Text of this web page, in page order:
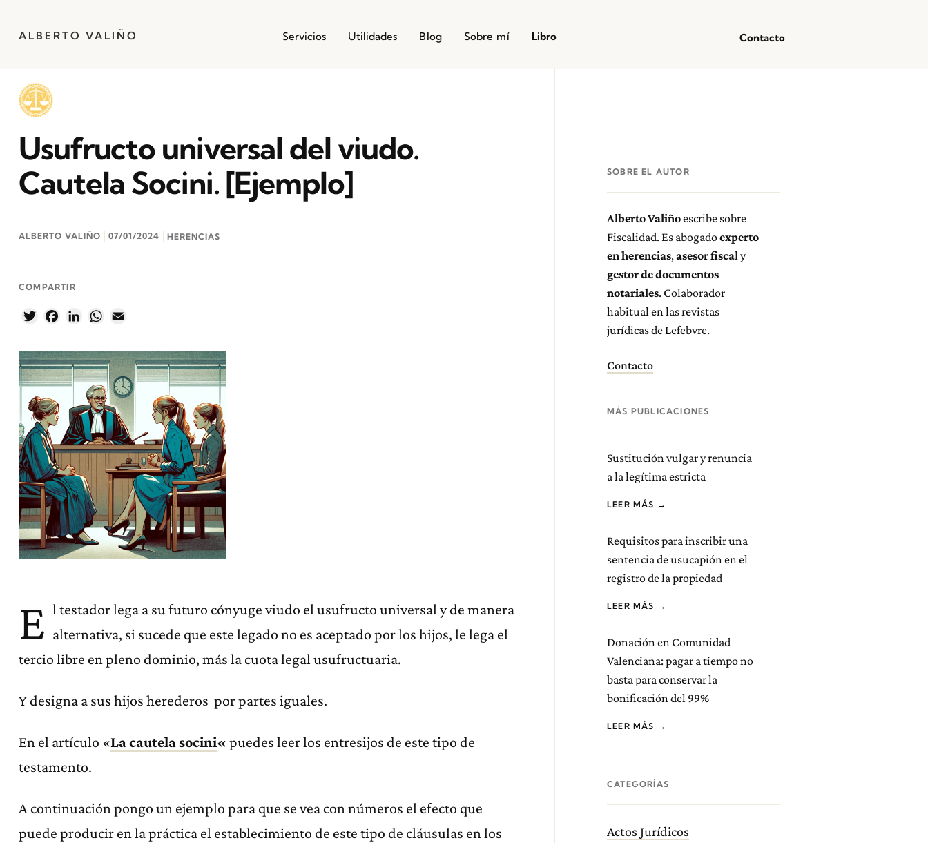
ALBERTO VALIÑO Servicios Utilidades Blog Sobre mí Libro Contacto
Usufructo universal del viudo.
Cautela Socini. [Ejemplo]
ALBERTO VALIÑO 07/01/2024 HERENCIAS
COMPARTIR
TwitterFacebookLinkedInWhatsApp
E l testador lega a su futuro cónyuge viudo el usufructo universal y de manera
alternativa, si sucede que este legado no es aceptado por los hijos, le lega el
tercio libre en pleno dominio, más la cuota legal usufructuaria.
Y designa a sus hijos herederos por partes iguales.
En el artículo «La cautela socini« puedes leer los entresijos de este tipo de
testamento.
A continuación pongo un ejemplo para que se vea con números el efecto que
puede producir en la práctica el establecimiento de este tipo de cláusulas en los
SOBRE EL AUTOR
Alberto Valiñoescribe sobre
Fiscalidad. Es abogadoexperto
en herencias,asesor fiscal y
gestor de documentos
notariales. Colaborador
habitual en las revistas
jurídicas de Lefebvre.
Contacto
MÁS PUBLICACIONES
Sustitución vulgar y renuncia
a la legítima estricta
LEER MÁS →
Requisitos para inscribir una
sentencia de usucapión en el
registro de la propiedad
LEER MÁS →
Donación en Comunidad
Valenciana: pagar a tiempo no
basta para conservar la
bonificación del 99%
LEER MÁS →
CATEGORÍAS
Actos Jurídicos